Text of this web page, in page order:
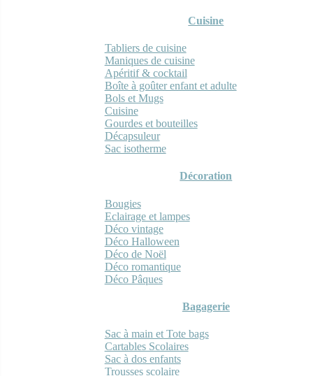
Cuisine
Tabliers de cuisine
Maniques de cuisine
Apéritif & cocktail
Boîte à goûter enfant et adulte
Bols et Mugs
Cuisine
Gourdes et bouteilles
Décapsuleur
Sac isotherme
Décoration
Bougies
Eclairage et lampes
Déco vintage
Déco Halloween
Déco de Noël
Déco romantique
Déco Pâques
Bagagerie
Sac à main et Tote bags
Cartables Scolaires
Sac à dos enfants
Trousses scolaire